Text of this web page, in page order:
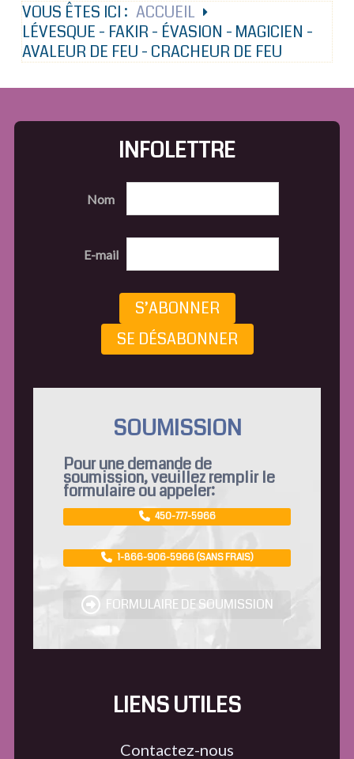
VOUS ÊTES ICI : ACCUEIL
LÉVESQUE - FAKIR - ÉVASION - MAGICIEN -
AVALEUR DE FEU - CRACHEUR DE FEU
INFOLETTRE
Nom
E-mail
S’ABONNER
SE DÉSABONNER
SOUMISSION
Pour une demande de
soumission, veuillez remplir le
formulaire ou appeler:
450-777-5966
1-866-906-5966 (SANS FRAIS)
FORMULAIRE DE SOUMISSION
LIENS UTILES
Contactez-nous